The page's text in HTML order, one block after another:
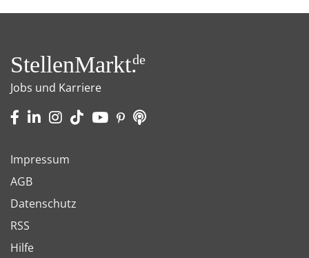
StellenMarkt.de
Jobs und Karriere
Impressum
AGB
Datenschutz
RSS
Hilfe